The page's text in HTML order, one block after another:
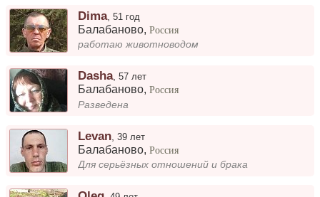
Dima,51 год
Балабаново,Россия
работаю животноводом
Dasha,57 лет
Балабаново,Россия
Разведена
Levan ,39 лет
Балабаново,Россия
Для серьёзных отношений и брака